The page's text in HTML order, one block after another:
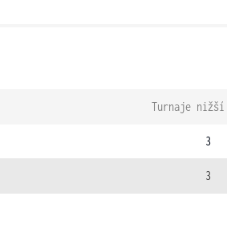
Turnaje nižší
3
3